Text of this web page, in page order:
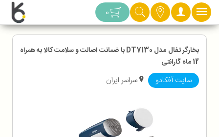
دسته بندی 0
بخارگر تفال مدل DT7130 با ضمانت اصالت و سلامت کالا به همراه
12 ماه گارانتی
سایت آفکادو سراسر ایران